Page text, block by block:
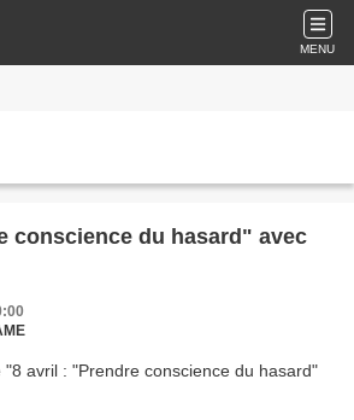
MENU
conscience du hasard" avec